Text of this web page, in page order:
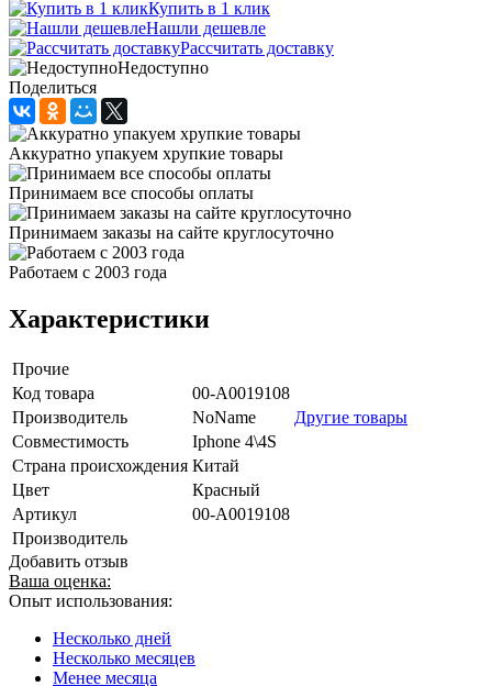
Купить в 1 клик
Нашли дешевле
Рассчитать доставку
Недоступно
Поделиться
Аккуратно упакуем хрупкие товары
Принимаем все способы оплаты
Принимаем заказы на сайте круглосуточно
Работаем с 2003 года
Характеристики
Прочие
Код товара
00-А0019108
Производитель
NoName
Другие товары
Совместимость
Iphone 4\4S
Страна происхождения Китай
Цвет
Красный
Артикул
00-А0019108
Производитель
Добавить отзыв
Ваша оценка:
Опыт использования:
Несколько дней
Несколько месяцев
Менее месяца